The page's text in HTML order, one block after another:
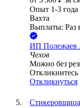
Опыт 1-3 года
Вахта
Выплаты: Раз
ИП Полежаев
Чехов
Можно без
Откликнуться